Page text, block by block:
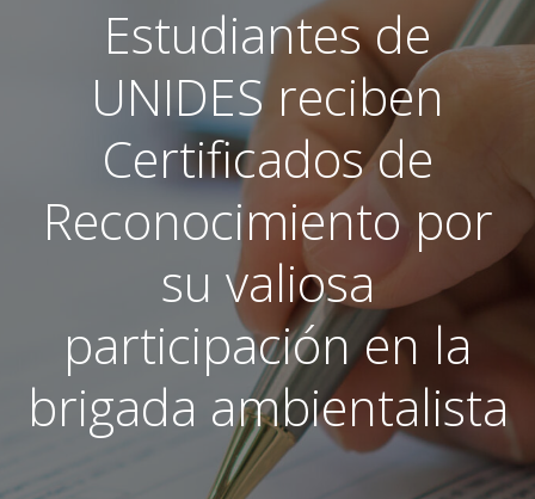
Estudiantes de
UNIDES reciben
Certificados de
Reconocimiento por
su valiosa
participación en la
brigada ambientalista